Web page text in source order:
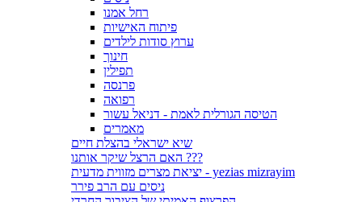
רחל אמנו
פיתוח האישיות
ערוץ סודות לילדים
חינוך
תפילין
פרנסה
רפואה
הטיסה הגורלית לאמת - דניאל עשור
מאמרים
שיא ישראלי בהצלת חיים
האם הרצל שיקר אותנו ???
יציאת מצרים מזווית מדעית - yezias mizrayim
ניסים עם הרב פירר